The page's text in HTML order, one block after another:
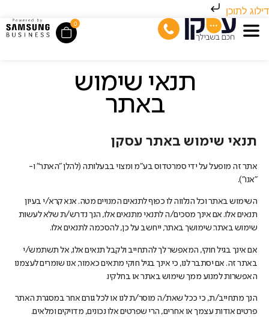
דילוג לתוכן
0
תנאי שימוש
באתר
תנאי שימוש באתר עסקן
אתר זה מופעל על ידי סמרטדוס בע"מ ומצוי בבעלותה (להלן "האתר" ו-
"אנו").
השימוש באתר וכל הנלווה לו כפוף לתנאים המנויים מטה. אנא קרא/י בעיון
תנאים אלו. אם אינך מסכים/ה לתנאי מתנאים אלו, הנך נדרש/ת שלא לעשות
שימוש באתר. שימושך באתר, ייחשב על כן, להסכמה לתנאים אלו.
אם אינך בגיל חוקי, המאפשר לך להתחייב ולקבל תנאים אלו, אל תשתמש/י
באתר זה. אם יסתבר לנו, כי אינך בגיל חוקי מתאים כאמור, אנו שומרים לעצמנו
האפשרות למנוע ממך שימוש באתר או בחלקיו.
הנך מתחייב/ת, כי ככל שאת/ה מוסר/ת לנו או לכל גורם אחר במסגרת האתר
פרטים אודות עצמך או אחרים, הרי שפרטים אלו נכונים, מדויקים ומלאים.